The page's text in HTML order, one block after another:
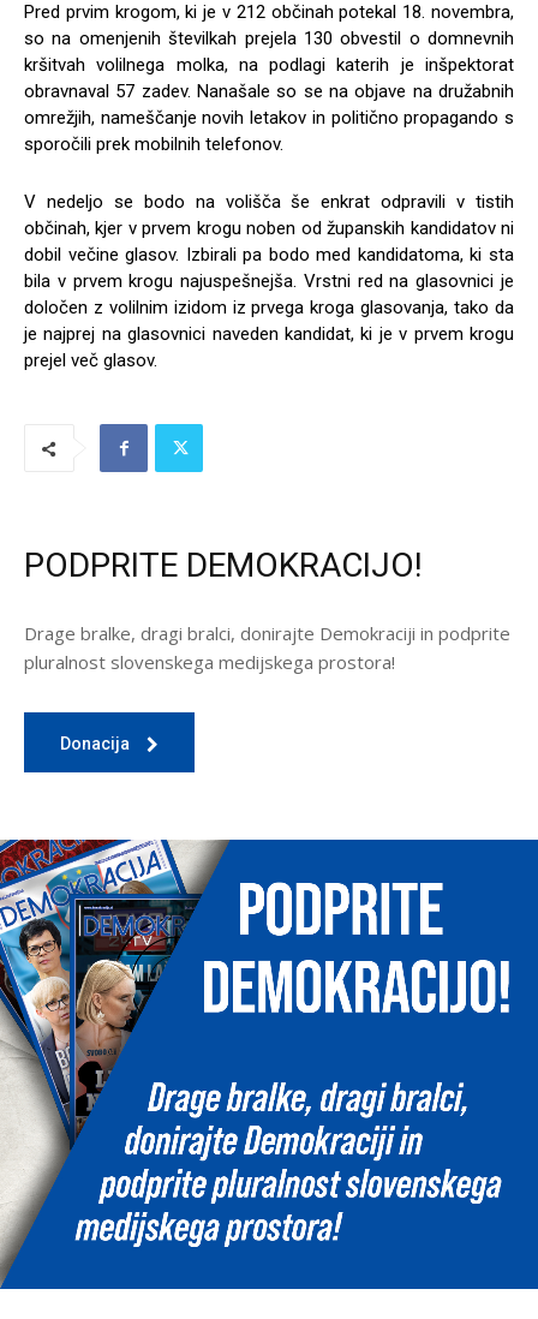
Pred prvim krogom, ki je v 212 občinah potekal 18. novembra,
so na omenjenih številkah prejela 130 obvestil o domnevnih
kršitvah volilnega molka, na podlagi katerih je inšpektorat
obravnaval 57 zadev. Nanašale so se na objave na družabnih
omrežjih, nameščanje novih letakov in politično propagando s
sporočili prek mobilnih telefonov.
V nedeljo se bodo na volišča še enkrat odpravili v tistih
občinah, kjer v prvem krogu noben od županskih kandidatov ni
dobil večine glasov. Izbirali pa bodo med kandidatoma, ki sta
bila v prvem krogu najuspešnejša. Vrstni red na glasovnici je
določen z volilnim izidom iz prvega kroga glasovanja, tako da
je najprej na glasovnici naveden kandidat, ki je v prvem krogu
prejel več glasov.
PODPRITE DEMOKRACIJO!
Drage bralke, dragi bralci, donirajte Demokraciji in podprite
pluralnost slovenskega medijskega prostora!
Donacija